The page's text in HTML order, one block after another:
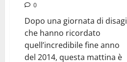
0
Dopo una giornata di disagi
che hanno ricordato
quell’incredibile fine anno
del 2014, questa mattina è